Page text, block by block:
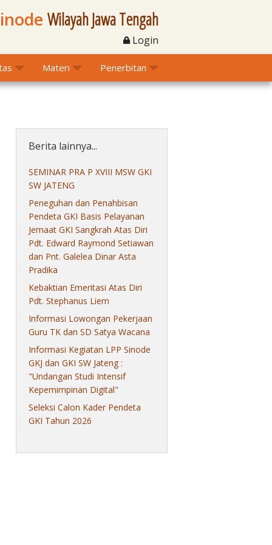
Wilayah Jawa Tengah
Login
Materi Penerbitan
Berita lainnya...
SEMINAR PRA P XVIII MSW GKI
SW JATENG
Peneguhan dan Penahbisan
Pendeta GKI Basis Pelayanan
Jemaat GKI Sangkrah Atas Diri
Pdt. Edward Raymond Setiawan
dan Pnt. Galelea Dinar Asta
Pradika
Kebaktian Emeritasi Atas Diri
Pdt. Stephanus Liem
Informasi Lowongan Pekerjaan
Guru TK dan SD Satya Wacana
Informasi Kegiatan LPP Sinode
GKJ dan GKI SW Jateng :
"Undangan Studi Intensif
Kepemimpinan Digital"
Seleksi Calon Kader Pendeta
GKI Tahun 2026